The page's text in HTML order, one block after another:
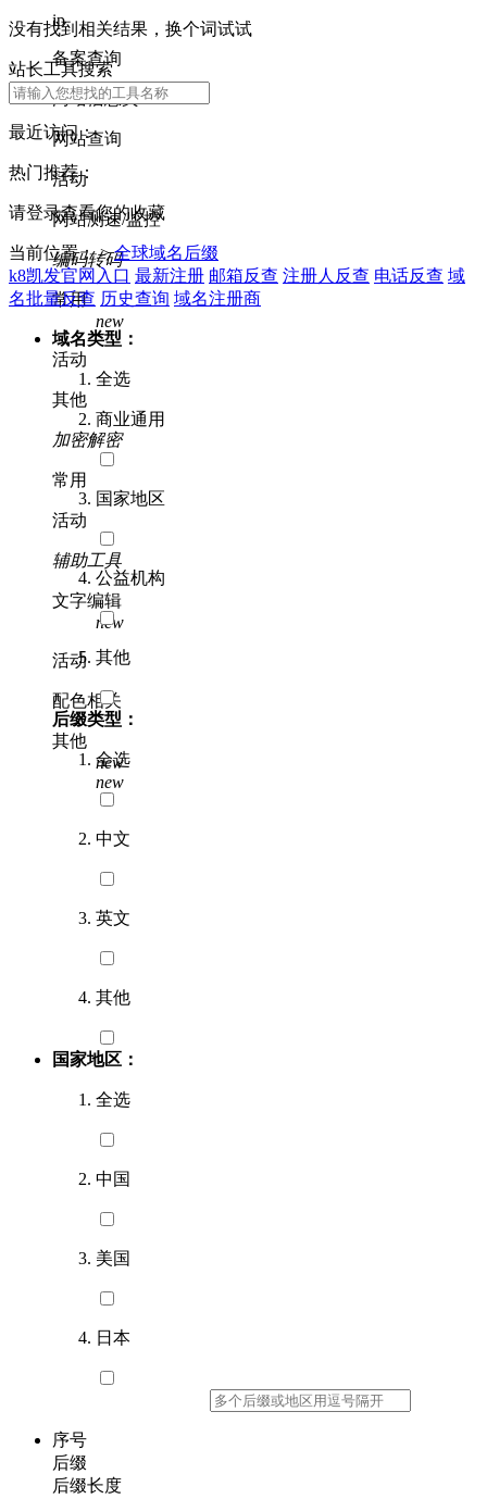
ip
备案查询
网站信息类
网站查询
活动
网站测速/监控
编码转码
常用
new
活动
其他
加密解密
常用
活动
辅助工具
文字编辑
new
活动
配色相关
其他
new
new
没有找到相关结果，换个词试试
站长工具搜索
最近访问：
热门推荐：
请登录查看您的收藏
当前位置： >全球域名后缀
k8凯发官网入口 最新注册 邮箱反查 注册人反查 电话反查 域
名批量反查 历史查询 域名注册商
域名类型：
全选
商业通用
国家地区
公益机构
其他
后缀类型：
全选
中文
英文
其他
国家地区：
全选
中国
美国
日本
序号
后缀
后缀长度